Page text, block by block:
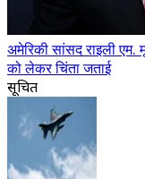
अमेरिकी सांसद राइली एम.
को लेकर चिंता जताई
सूचित